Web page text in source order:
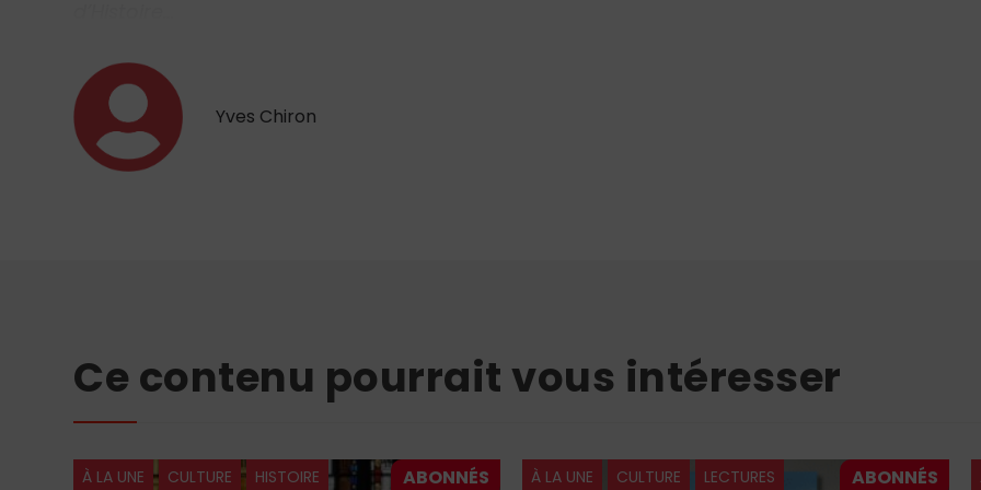
Yves Chiron
Ce contenu pourrait vous intéresser
À LA UNE CULTURE HISTOIRE À LA UNE CULTURE LECTURES